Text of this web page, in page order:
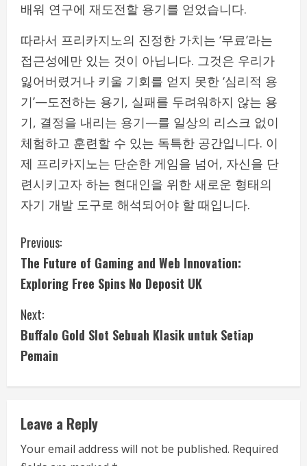
배워 연구에 재도전할 용기를 얻었습니다.
따라서 프리카지노의 진정한 가치는 ‘무료’라는
접근성에만 있는 것이 아닙니다. 그것은 우리가
잃어버렸거나 키울 기회를 얻지 못한 ‘심리적 용
기’—도전하는 용기, 실패를 두려워하지 않는 용
기, 결정을 내리는 용기—를 일상의 리스크 없이
체험하고 훈련할 수 있는 독특한 공간입니다. 이
제 프리카지노는 단순한 게임을 넘어, 자신을 단
련시키고자 하는 현대인을 위한 새로운 형태의
자기 개발 도구로 해석되어야 할 때입니다.
C
o
n
t
i
n
u
e
Previous:
The Future of Gaming and Web Innovation:
Exploring Free Spins No Deposit UK
Next:
Buffalo Gold Slot Sebuah Klasik untuk Setiap
Pemain
Leave a Reply
Your email address will not be published. Required